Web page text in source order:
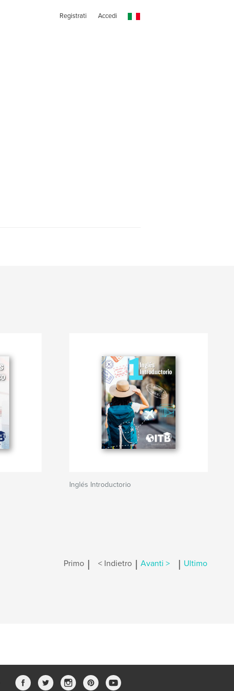
Registrati Accedi
Inglés Introductorio
Primo | < Indietro | Avanti > | Ultimo